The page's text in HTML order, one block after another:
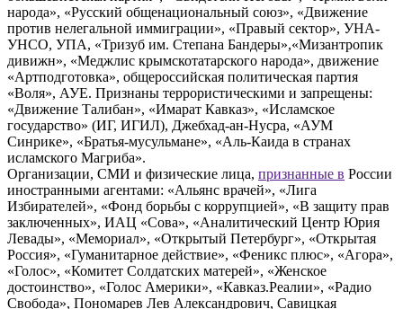
народа», «Русский общенациональный союз», «Движение
против нелегальной иммиграции», «Правый сектор», УНА-
УНСО, УПА, «Тризуб им. Степана Бандеры»,«Мизантропик
дивижн», «Меджлис крымскотатарского народа», движение
«Артподготовка», общероссийская политическая партия
«Воля», АУЕ. Признаны террористическими и запрещены:
«Движение Талибан», «Имарат Кавказ», «Исламское
государство» (ИГ, ИГИЛ), Джебхад-ан-Нусра, «АУМ
Синрике», «Братья-мусульмане», «Аль-Каида в странах
исламского Магриба».
Организации, СМИ и физические лица, признанные в России
иностранными агентами: «Альянс врачей», «Лига
Избирателей», «Фонд борьбы с коррупцией», «В защиту прав
заключенных», ИАЦ «Сова», «Аналитический Центр Юрия
Левады», «Мемориал», «Открытый Петербург», «Открытая
Россия», «Гуманитарное действие», «Феникс плюс», «Агора»,
«Голос», «Комитет Солдатских матерей», «Женское
достоинство», «Голос Америки», «Кавказ.Реалии», «Радио
Свобода», Пономарев Лев Александрович, Савицкая